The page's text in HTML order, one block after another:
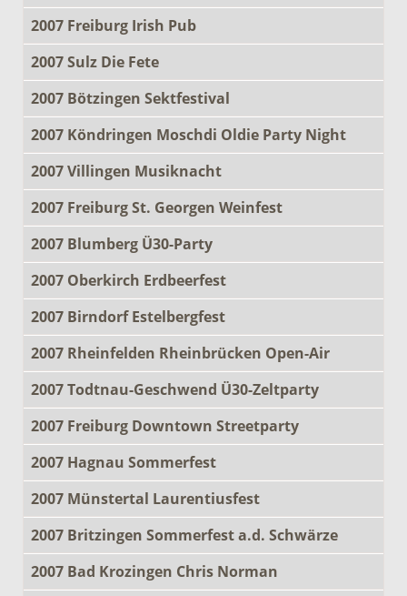
2007 Freiburg Irish Pub
2007 Sulz Die Fete
2007 Bötzingen Sektfestival
2007 Köndringen Moschdi Oldie Party Night
2007 Villingen Musiknacht
2007 Freiburg St. Georgen Weinfest
2007 Blumberg Ü30-Party
2007 Oberkirch Erdbeerfest
2007 Birndorf Estelbergfest
2007 Rheinfelden Rheinbrücken Open-Air
2007 Todtnau-Geschwend Ü30-Zeltparty
2007 Freiburg Downtown Streetparty
2007 Hagnau Sommerfest
2007 Münstertal Laurentiusfest
2007 Britzingen Sommerfest a.d. Schwärze
2007 Bad Krozingen Chris Norman